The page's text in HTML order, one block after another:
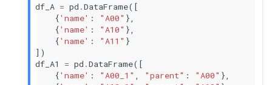
df_A = pd .DataFrame([
{'name' : "A00" },
{'name' : "A10" },
{'name' : "A11" }
])
df_A1
= pd .DataFrame([
{'name' : "A00_1" "parent" : "A00" },